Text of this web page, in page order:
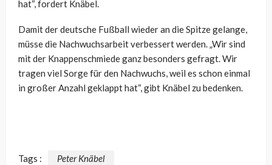
hat“, fordert Knäbel.
Damit der deutsche Fußball wieder an die Spitze gelange,
müsse die Nachwuchsarbeit verbessert werden. „Wir sind
mit der Knappenschmiede ganz besonders gefragt. Wir
tragen viel Sorge für den Nachwuchs, weil es schon einmal
in großer Anzahl geklappt hat“, gibt Knäbel zu bedenken.
Tags : Peter Knäbel